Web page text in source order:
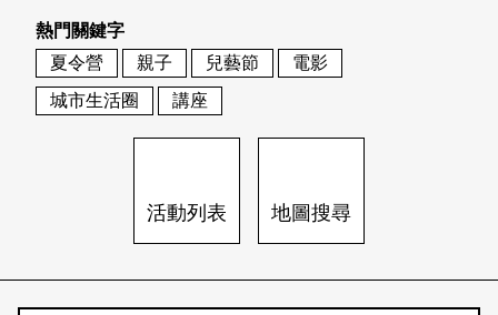
地圖搜尋
關於我們
刊物索取地點
會員基本資料
刊登活動
網站導覽 English
日本語 登入/註冊
熱門關鍵字
夏令營
親子 兒藝節
電影
城市生活圈
講座
活動列表 地圖搜尋